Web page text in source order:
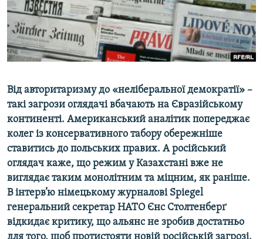
ВІДЕОУРОКИ «ELIFBE»
СВІДЧЕННЯ ОКУПАЦІЇ
УКРАЇНСЬКА ПРОБЛЕМА КРИМУ
Русский
Qırımtatar
Усі сайти RFE/RL
Від авторитаризму до «неліберальної демократії» –
такі загрози оглядачі вбачають на Євразійському
континенті. Американський аналітик попереджає
колег із консервативного табору обережніше
ставитись до польських правих. А російський
оглядач каже, що режим у Казахстані вже не
виглядає таким монолітним та міцним, як раніше.
В інтерв’ю німецькому журналові Spiegel
генеральний секретар НАТО Єнс Столтенберґ
відкидає критику, що альянс не зробив достатньо